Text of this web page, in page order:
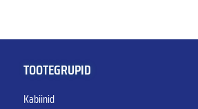
TOOTEGRUPID
Kabiinid